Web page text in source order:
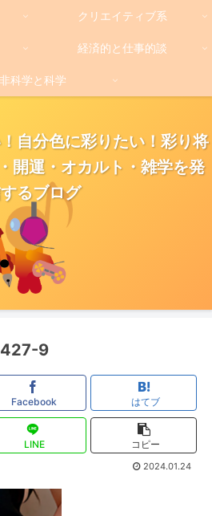
自分色に彩りたい！彩り将
開運・オカルト・雑学を発
るブログ
クリエイティブ系
経済的と仕事的談
非科学と科学
9
Facebook はてブ
LINE コピー
2024.01.24